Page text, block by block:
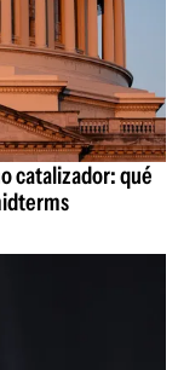
catalizador: qué